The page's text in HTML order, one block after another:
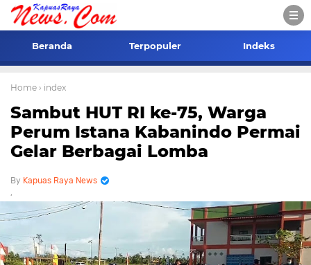
Beranda Terpopuler Indeks
Home › index
Sambut HUT RI ke-75, Warga
Perum Istana Kabanindo Permai
Gelar Berbagai Lomba
Kapuas Raya News